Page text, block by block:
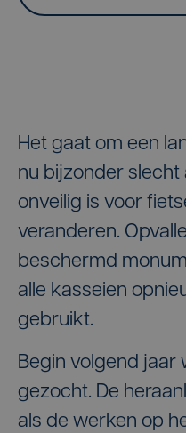
Het gaat om een
nu bijzonder slecht
onveilig is voor
veranderen.
beschermd
alle kasseien
gebruikt.
Begin volgend
gezocht. De
als de werken op